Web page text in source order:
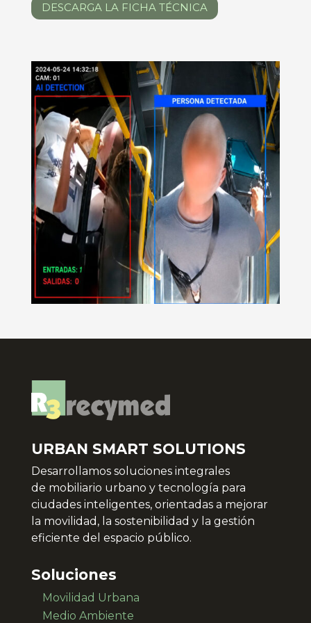
DESCARGA LA FICHA TÉCNICA
URBAN SMART SOLUTIONS
Desarrollamos soluciones integrales
de mobiliario urbano y tecnología para
ciudades inteligentes, orientadas a mejorar
la movilidad, la sostenibilidad y la gestión
eficiente del espacio público.
Soluciones
Movilidad Urbana
Medio Ambiente